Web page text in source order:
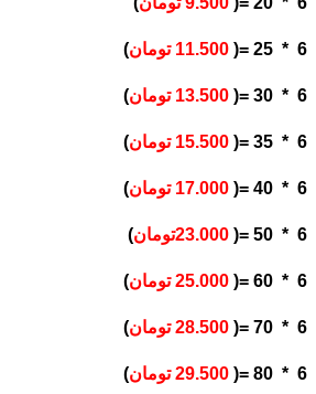
6 * 25 =(
)
6 * 30 =(
)
6 * 35 =( 15.500 تومان )
6 * 40 =( 17.000 تومان )
6 * 50 =( 23.000تومان )
6 * 60 =( 25.000 تومان )
6 * 70 =( 28.500 تومان )
6 * 80 =( 29.500 تومان )